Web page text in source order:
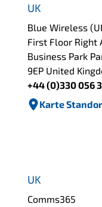
UK
Blue Wireless
First Floor Right
Business Park
9EP United
+44 (0)330 056
Karte
UK
Comms365